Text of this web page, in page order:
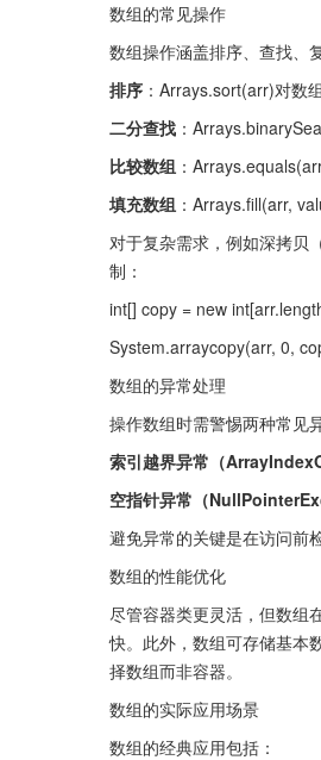
数组的常见操作
数组操作涵盖排序、查找、
排序 ：Arrays.sort(arr)对数
二分查找 ：
比较数组 ：
填充数组 ：Arrays.fill(arr,
对于复杂需求，例如深拷贝
制：
int[] copy = new
System.arraycopy(arr, 0,
数组的异常处理
操作数组时需警惕两种常见
索引越界异常（
空指针异常（
避免异常的关键是在访问前
数组的性能优化
尽管容器类更灵活，但数组
快。此外，数组可存储基本
择数组而非容器。
数组的实际应用场景
数组的经典应用包括：